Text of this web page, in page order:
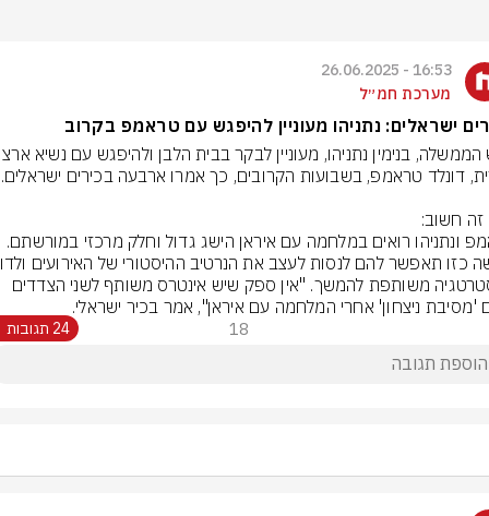
16:53 - 26.06.2025
מערכת חמ״ל
ישראלים: נתניהו מעוניין להיפגש עם טראמפ בקרוב
'מסיבת ניצחון' אחרי המלחמה עם איראן", אמר בכיר ישראלי.
18 24 תגובות